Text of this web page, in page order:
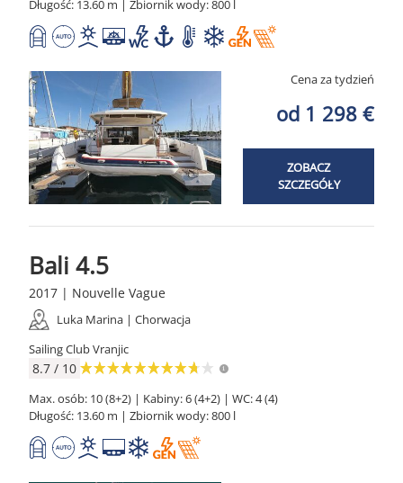
Długość: 13.60 m | Zbiornik wody: 800 l
Cena za tydzień
od 1 298 €
ZOBACZ
SZCZEGÓŁY
Bali 4.5
2017 | Nouvelle Vague
Luka Marina | Chorwacja
Sailing Club Vranjic
8.7 / 10
Max. osób: 10 (8+2) | Kabiny: 6 (4+2) | WC: 4 (4)
Długość: 13.60 m | Zbiornik wody: 800 l